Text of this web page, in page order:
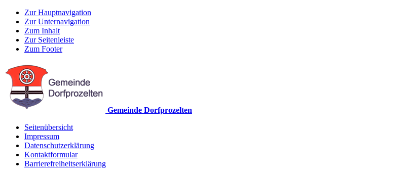
Zur Hauptnavigation
Zur Unternavigation
Zum Inhalt
Zur Seitenleiste
Zum Footer
Gemeinde Dorfprozelten
Seitenübersicht
Impressum
Datenschutzerklärung
Kontaktformular
Barrierefreiheitserklärung